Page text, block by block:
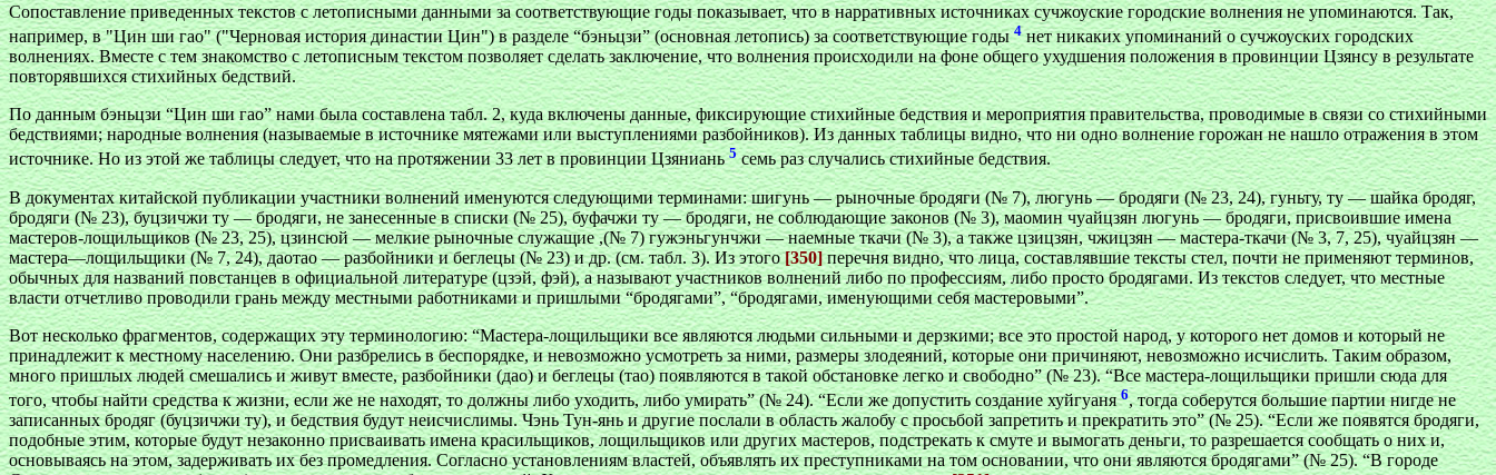
Сопоставление приведенных текстов с летописными данными за соответствующие годы показывает, что в нарративных источниках сучжоуские городские волнения не упоминаются. Так,
например, в "Цин ши гао" ("Черновая история династии Цин") в разделе “бэньцзи” (основная летопись) за соответствующие годы4нет никаких упоминаний о сучжоуских городских
волнениях. Вместе с тем знакомство с летописным текстом позволяет сделать заключение, что волнения происходили на фоне общего ухудшения положения в провинции Цзянсу в результате
повторявшихся стихийных бедствий.
По данным бэньцзи “Цин ши гао” нами была составлена табл. 2, куда включены данные, фиксирующие стихийные бедствия и мероприятия правительства, проводимые в связи со стихийными
бедствиями; народные волнения (называемые в источнике мятежами или выступлениями разбойников). Из данных таблицы видно, что ни одно волнение горожан не нашло отражения в этом
источнике. Но из этой же таблицы следует, что на протяжении 33 лет в провинции Цзяниань5семь раз случались стихийные бедствия.
В документах китайской публикации участники волнений именуются следующими терминами: шигунь — рыночные бродяги (№ 7), люгунь — бродяги (№ 23, 24), гуньту, ту — шайка бродяг,
бродяги (№ 23), буцзичжи ту — бродяги, не занесенные в списки (№ 25), буфачжи ту — бродяги, не соблюдающие законов (№ 3), маомин чуайцзян люгунь — бродяги, присвоившие имена
мастеров-лощильщиков (№ 23, 25), цзинсюй — мелкие рыночные служащие ,(№ 7) гужэньгунчжи — наемные ткачи (№ 3), а также цзицзян, чжицзян — мастера-ткачи (№ 3, 7, 25), чуайцзян —
мастера—лощильщики (№ 7, 24), даотао — разбойники и беглецы (№ 23) и др. (см. табл. 3). Из этого[350]перечня видно, что лица, составлявшие тексты стел, почти не применяют терминов,
обычных для названий повстанцев в официальной литературе (цзэй, фэй), а называют участников волнений либо по профессиям, либо просто бродягами. Из текстов следует, что местные
власти отчетливо проводили грань между местными работниками и пришлыми “бродягами”, “бродягами, именующими себя мастеровыми”.
Вот несколько фрагментов, содержащих эту терминологию: “Мастера-лощильщики все являются людьми сильными и дерзкими; все это простой народ, у которого нет домов и который не
принадлежит к местному населению. Они разбрелись в беспорядке, и невозможно усмотреть за ними, размеры злодеяний, которые они причиняют, невозможно исчислить. Таким образом,
много пришлых людей смешались и живут вместе, разбойники (дао) и беглецы (тао) появляются в такой обстановке легко и свободно” (№ 23). “Все мастера-лощильщики пришли сюда для
того, чтобы найти средства к жизни, если же не находят, то должны либо уходить, либо умирать” (№ 24). “Если же допустить создание хуйгуаня6, тогда соберутся большие партии нигде не
записанных бродяг (буцзичжи ту), и бедствия будут неисчислимы. Чэнь Тун-янь и другие послали в область жалобу с просьбой запретить и прекратить это” (№ 25). “Если же появятся бродяги,
подобные этим, которые будут незаконно присваивать имена красильщиков, лощильщиков или других мастеров, подстрекать к смуте и вымогать деньги, то разрешается сообщать о них и,
основываясь на этом, задерживать их без промедления. Согласно установлениям властей, объявлять их преступниками на том основании, что они являются бродягами” (№ 25). “В городе